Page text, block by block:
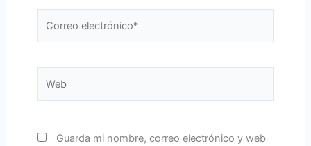
electrónico*
Guarda mi nombre, correo electrónico y web